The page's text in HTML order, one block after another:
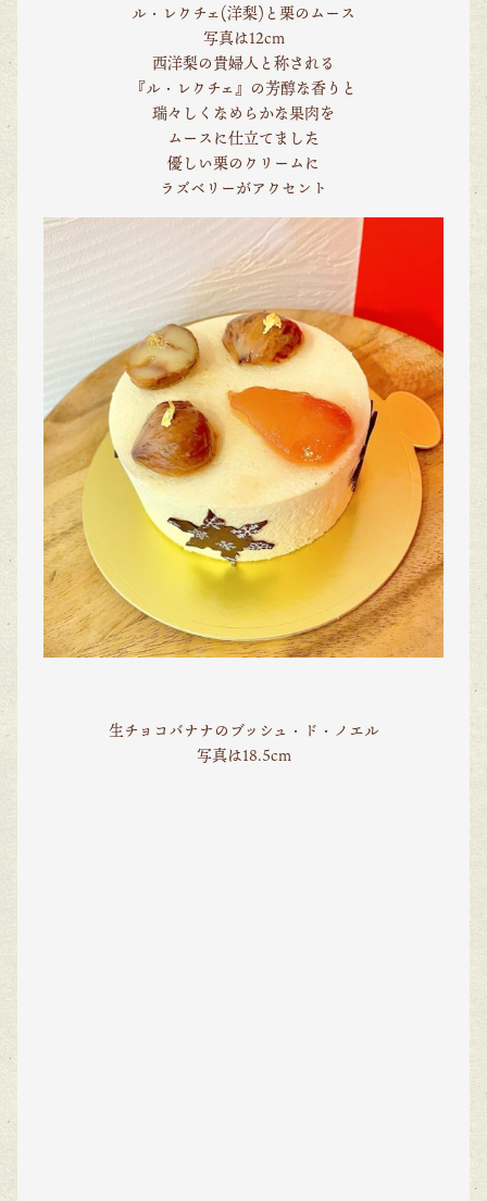
ル・レクチェ(洋梨)と栗のムース
写真は12cm
西洋梨の貴婦人と称される
『ル・レクチェ』の芳醇な香りと
瑞々しくなめらかな果肉を
ムースに仕立てました
優しい栗のクリームに
ラズベリーがアクセント
生チョコバナナのブッシュ・ド・ノエル
写真は18.5cm